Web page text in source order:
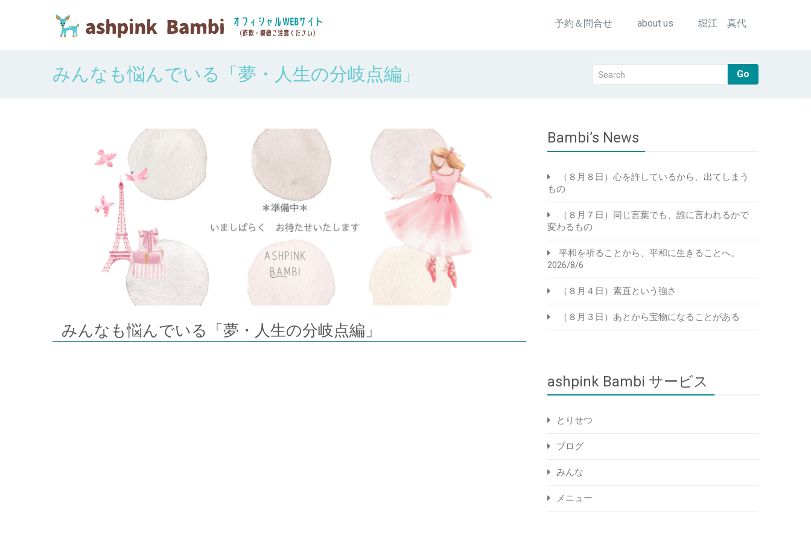
予約＆問合せ about us 堀江 真代
みんなも悩んでいる「夢・人生の分岐点編」 Go
みんなも悩んでいる「夢・人生の分岐点編」
Bambi’s News
（８月８日）心を許しているから、出てしまう
もの
（８月７日）同じ言葉でも、誰に言われるかで
変わるもの
平和を祈ることから、平和に生きることへ。
2026/8/6
（８月４日）素直という強さ
（８月３日）あとから宝物になることがある
ashpink Bambi サービス
とりせつ
ブログ
みんな
メニュー